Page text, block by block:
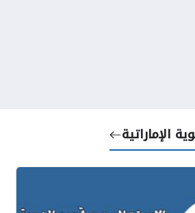
الإماراتية